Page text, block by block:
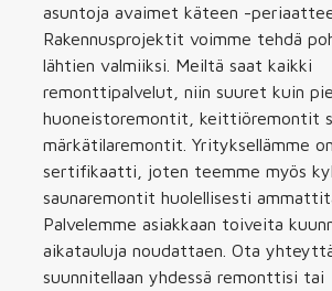
asuntoja avaimet käteen -
Rakennusprojektit voimme tehdä
lähtien valmiiksi. Meiltä saat kaikki
remonttipalvelut, niin suuret kuin
huoneistoremontit, keittiöremontit
märkätilaremontit. Yrityksellämme
sertifikaatti, joten teemme myös
saunaremontit huolellisesti
Palvelemme asiakkaan toiveita
aikatauluja noudattaen. Ota
suunnitellaan yhdessä remonttisi tai